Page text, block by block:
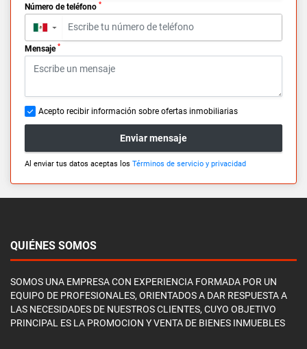
Número de teléfono *
▼
Mensaje *
Acepto recibir información sobre ofertas inmobiliarias
Enviar mensaje
Al enviar tus datos aceptas los Términos de servicio y privacidad
QUIÉNES SOMOS
SOMOS UNA EMPRESA CON EXPERIENCIA FORMADA POR UN
EQUIPO DE PROFESIONALES, ORIENTADOS A DAR RESPUESTA A
LAS NECESIDADES DE NUESTROS CLIENTES, CUYO OBJETIVO
PRINCIPAL ES LA PROMOCION Y VENTA DE BIENES INMUEBLES